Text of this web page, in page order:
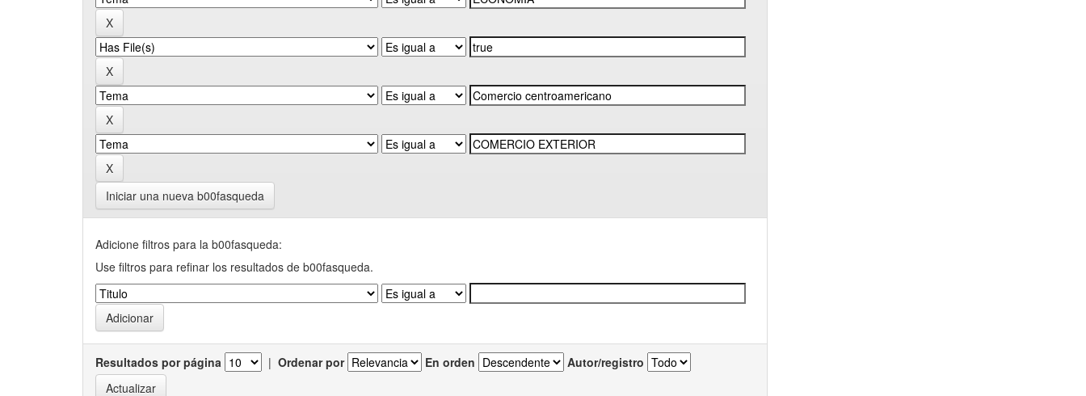
Iniciar una nueva b00fasqueda
Adicione filtros para la b00fasqueda:
Use filtros para refinar los resultados de b00fasqueda.
Resultados por página | Ordenar por En orden Autor/registro